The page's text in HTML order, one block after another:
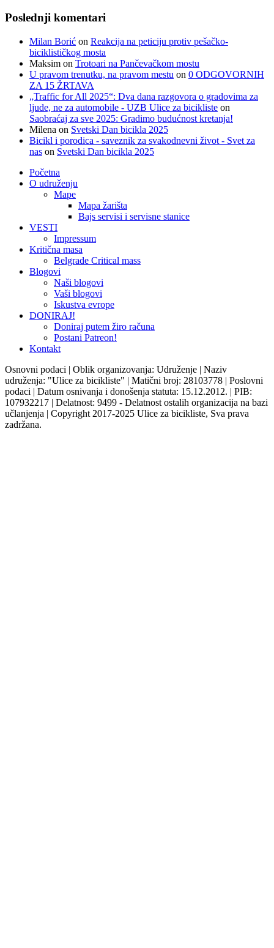
Poslednji komentari
Milan Borić on Reakcija na peticiju protiv pešačko-
biciklističkog mosta
Maksim on Trotoari na Pančevačkom mostu
U pravom trenutku, na pravom mestu on 0 ODGOVORNIH
ZA 15 ŽRTAVA
„Traffic for All 2025“: Dva dana razgovora o gradovima za
ljude, ne za automobile - UZB Ulice za bicikliste on
Saobraćaj za sve 2025: Gradimo budućnost kretanja!
Milena on Svetski Dan bicikla 2025
Bicikl i porodica - saveznik za svakodnevni život - Svet za
nas on Svetski Dan bicikla 2025
Početna
O udruženju
Mape
Mapa žarišta
Bajs servisi i servisne stanice
VESTI
Impressum
Kritična masa
Belgrade Critical mass
Blogovi
Naši blogovi
Vaši blogovi
Iskustva evrope
DONIRAJ!
Doniraj putem žiro računa
Postani Patreon!
Kontakt
Osnovni podaci | Oblik organizovanja: Udruženje | Naziv
udruženja: "Ulice za bicikliste" | Matični broj: 28103778 | Poslovni
podaci | Datum osnivanja i donošenja statuta: 15.12.2012. | PIB:
107932217 | Delatnost: 9499 - Delatnost ostalih organizacija na bazi
učlanjenja | Copyright 2017-2025 Ulice za bicikliste, Sva prava
zadržana.